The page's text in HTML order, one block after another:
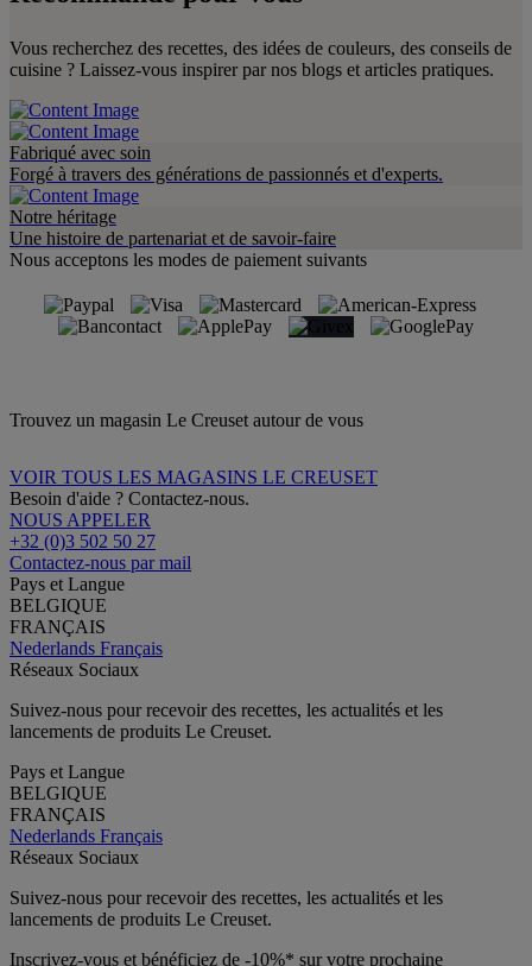
Vous recherchez des recettes, des idées de couleurs, des conseils de
cuisine ? Laissez-vous inspirer par nos blogs et articles pratiques.
Fabriqué avec soin
Forgé à travers des générations de passionnés et d'experts.
Notre héritage
Une histoire de partenariat et de savoir-faire
Nous acceptons les modes de paiement suivants
Trouvez un magasin Le Creuset autour de vous
VOIR TOUS LES MAGASINS LE CREUSET
Besoin d'aide ? Contactez-nous.
NOUS APPELER
+32 (0)3 502 50 27
Contactez-nous par mail
Pays et Langue
BELGIQUE
FRANÇAIS
Nederlands Français
Réseaux Sociaux
Suivez-nous pour recevoir des recettes, les actualités et les
lancements de produits Le Creuset.
Pays et Langue
BELGIQUE
FRANÇAIS
Nederlands Français
Réseaux Sociaux
Suivez-nous pour recevoir des recettes, les actualités et les
lancements de produits Le Creuset.
Inscrivez-vous et bénéficiez de -10%* sur votre prochaine